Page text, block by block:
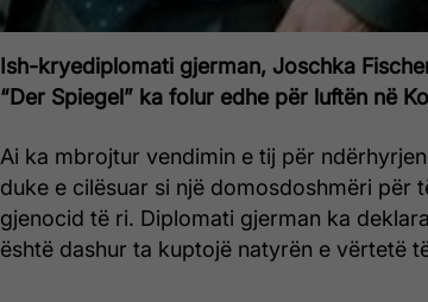
Ish-kryediplomati gjerman, Joschka
“Der Spiegel” ka folur edhe për luftën në
Ai ka mbrojtur vendimin e tij për
duke e cilësuar si një domosdoshmëri për
gjenocid të ri. Diplomati gjerman ka
është dashur ta kuptojë natyrën e vërtetë